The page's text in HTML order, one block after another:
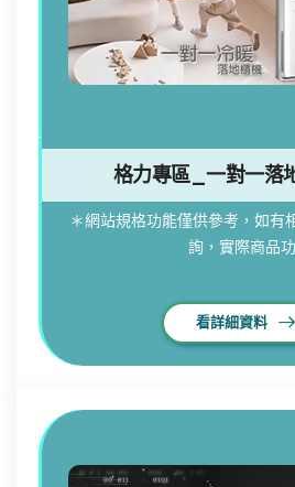
格力專區_一對一落
＊網站規格功能僅供參考，如有
詢，實際商品
看詳細資料